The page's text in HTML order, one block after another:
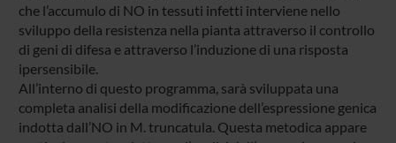
che l’accumulo di NO in tessuti infetti interviene nello
sviluppo della resistenza nella pianta attraverso il controllo
di geni di difesa e attraverso l’induzione di una risposta
ipersensibile.
All’interno di questo programma, sarà sviluppata una
completa analisi della modificazione dell’espressione genica
indotta dall’NO in M. truncatula. Questa metodica appare